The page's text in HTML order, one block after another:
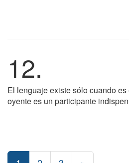
12.
El lenguaje existe sólo cuando
oyente es un participante